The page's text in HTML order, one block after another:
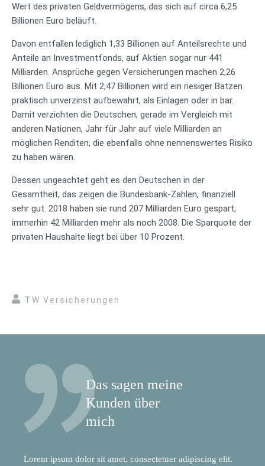
Wert des privaten Geldvermögens, das sich auf circa 6,25
Billionen Euro beläuft.
Davon entfallen lediglich 1,33 Billionen auf Anteilsrechte und
Anteile an Investmentfonds, auf Aktien sogar nur 441
Milliarden. Ansprüche gegen Versicherungen machen 2,26
Billionen Euro aus. Mit 2,47 Billionen wird ein riesiger Batzen
praktisch unverzinst aufbewahrt, als Einlagen oder in bar.
Damit verzichten die Deutschen, gerade im Vergleich mit
anderen Nationen, Jahr für Jahr auf viele Milliarden an
möglichen Renditen, die ebenfalls ohne nennenswertes Risiko
zu haben wären.
Dessen ungeachtet geht es den Deutschen in der
Gesamtheit, das zeigen die Bundesbank-Zahlen, finanziell
sehr gut. 2018 haben sie rund 207 Milliarden Euro gespart,
immerhin 42 Milliarden mehr als noch 2008. Die Sparquote der
privaten Haushalte liegt bei über 10 Prozent.
TW Versicherungen
Das sagen meine
Kunden über
mich
Lorem ipsum dolor sit amet, consectetuer adipiscing elit.